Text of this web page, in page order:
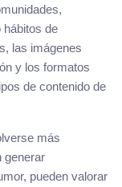
hábitos de
las imágenes
y los formatos
de contenido de
más
generar
pueden valorar